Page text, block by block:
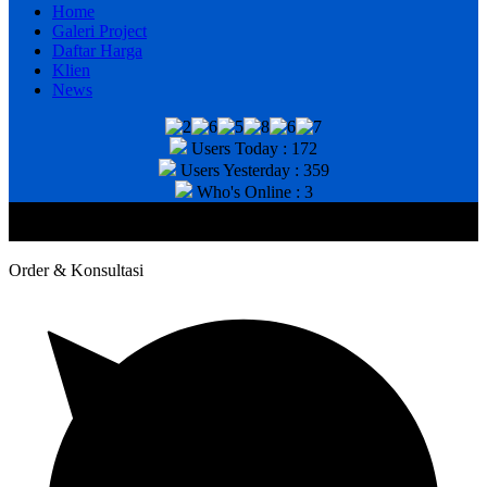
Home
Galeri Project
Daftar Harga
Klien
News
Users Today : 172
Users Yesterday : 359
Who's Online : 3
Order & Konsultasi